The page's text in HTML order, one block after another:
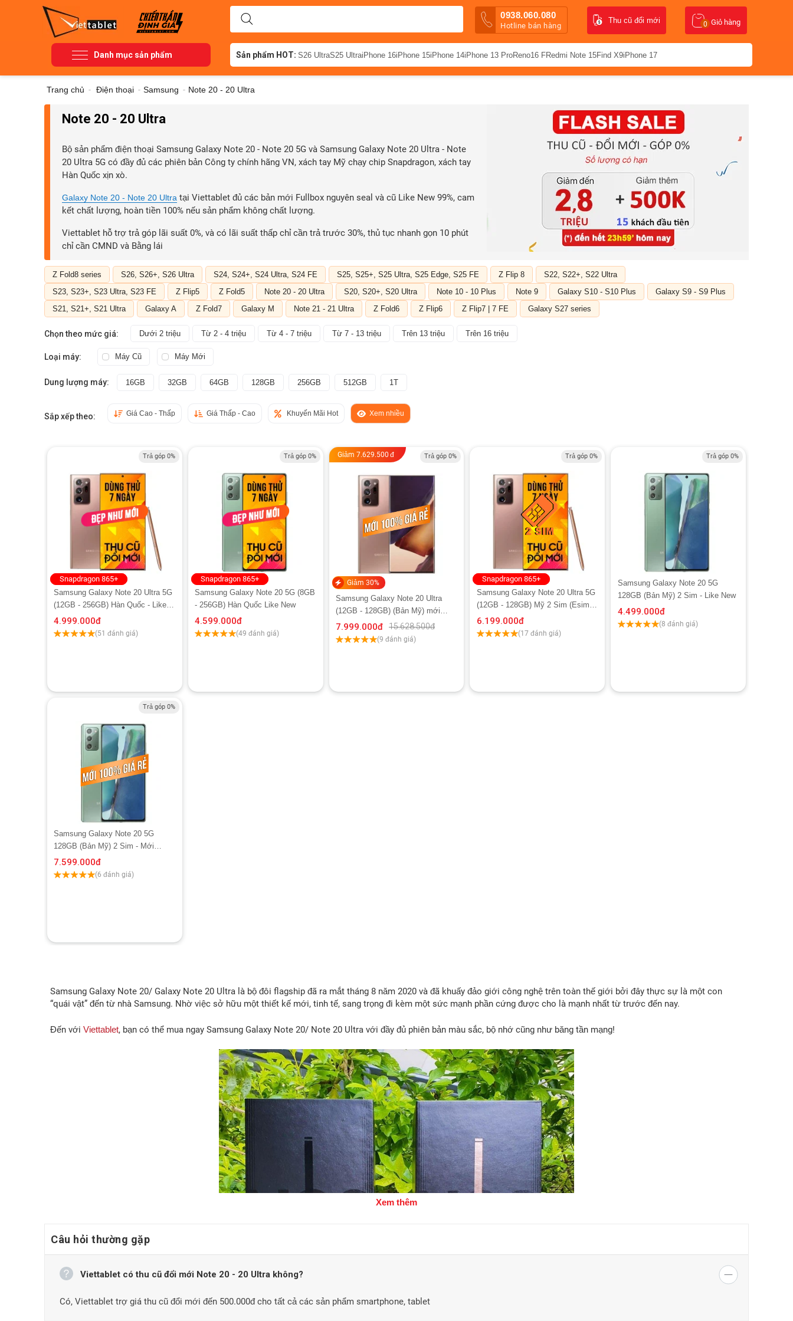
0938.060.080
Hotline bán hàng Giỏ hàng
0
Thu cũ đổi mới
Danh mục sản phẩm Sản phẩm HOT: S26 UltraS25 UltraiPhone 16iPhone 15iPhone 14iPhone 13 ProReno16 FRedmi Note 15Find X9iPhone 17
Trang chủ - Điện thoại - Samsung - Note 20 - 20 Ultra
Note 20 - 20 Ultra
Bộ sản phẩm điện thoại Samsung Galaxy Note 20 - Note 20 5G và Samsung Galaxy Note 20 Ultra - Note
20 Ultra 5G có đầy đủ các phiên bản Công ty chính hãng VN, xách tay Mỹ chạy chip Snapdragon, xách tay
Hàn Quốc xịn xò.
Galaxy Note 20 - Note 20 Ultra tại Viettablet đủ các bản mới Fullbox nguyên seal và cũ Like New 99%, cam
kết chất lượng, hoàn tiền 100% nếu sản phẩm không chất lượng.
Viettablet hỗ trợ trả góp lãi suất 0%, và có lãi suất thấp chỉ cần trả trước 30%, thủ tục nhanh gọn 10 phút
chỉ cần CMND và Bằng lái
Z Fold8 series S26, S26+, S26 Ultra S24, S24+, S24 Ultra, S24 FE S25, S25+, S25 Ultra, S25 Edge, S25 FE Z Flip 8
S22, S22+, S22 Ultra
S23, S23+, S23 Ultra, S23 FE
Z Flip5 Z Fold5 Note 20 - 20 Ultra S20, S20+, S20 Ultra Note 10 - 10 Plus Note 9 Galaxy S10 - S10 Plus
Galaxy S9 - S9 Plus
S21, S21+, S21 Ultra
Galaxy A Z Fold7 Galaxy M Note 21 - 21 Ultra Z Fold6 Z Flip6 Z Flip7 | 7 FE Galaxy S27 series
Chọn theo mức giá: Dưới 2 triệu Từ 2 - 4 triệu Từ 4 - 7 triệu Từ 7 - 13 triệu Trên 13 triệu Trên 16 triệu
Loại máy: Máy Cũ Máy Mới
Dung lượng máy: 16GB 32GB 64GB 128GB 256GB 512GB 1T
Sắp xếp theo: Giá Cao - Thấp Giá Thấp - Cao Khuyến Mãi Hot Xem nhiều
Trả góp 0%
Snapdragon 865+
Samsung Galaxy Note 20 Ultra 5G
(12GB - 256GB) Hàn Quốc - Like
New
4.999.000đ
(51 đánh giá)
Trả góp 0%
Snapdragon 865+
Samsung Galaxy Note 20 5G (8GB
- 256GB) Hàn Quốc Like New
4.599.000đ
(49 đánh giá)
Giảm 7.629.500 đ Trả góp 0%
Giảm 30%
Samsung Galaxy Note 20 Ultra
(12GB - 128GB) (Bản Mỹ) mới
100% Trả Bảo Hành
7.999.000đ 15.628.500đ
(9 đánh giá)
Trả góp 0%
Snapdragon 865+
Samsung Galaxy Note 20 Ultra 5G
(12GB - 128GB) Mỹ 2 Sim (Esim)
Cũ Like New Snapdragon 865+
6.199.000đ
(17 đánh giá)
Trả góp 0%
Samsung Galaxy Note 20 5G
128GB (Bản Mỹ) 2 Sim - Like New
4.499.000đ
(8 đánh giá)
Trả góp 0%
Samsung Galaxy Note 20 5G
128GB (Bản Mỹ) 2 Sim - Mới
100% Trả Bảo Hành
7.599.000đ
(6 đánh giá)
Samsung Galaxy Note 20/ Galaxy Note 20 Ultra là bộ đôi flagship đã ra mắt tháng 8 năm 2020 và đã khuấy đảo giới công nghệ trên toàn thế giới bởi đây thực sự là một con
“quái vật” đến từ nhà Samsung. Nhờ việc sở hữu một thiết kế mới, tinh tế, sang trọng đi kèm một sức mạnh phần cứng được cho là mạnh nhất từ trước đến nay.
Đến với Viettablet, bạn có thể mua ngay Samsung Galaxy Note 20/ Note 20 Ultra với đầy đủ phiên bản màu sắc, bộ nhớ cũng như băng tần mạng!
Xem thêm
Câu hỏi thường gặp
Viettablet có thu cũ đổi mới Note 20 - 20 Ultra không?
Có, Viettablet trợ giá thu cũ đổi mới đến 500.000đ cho tất cả các sản phẩm smartphone, tablet